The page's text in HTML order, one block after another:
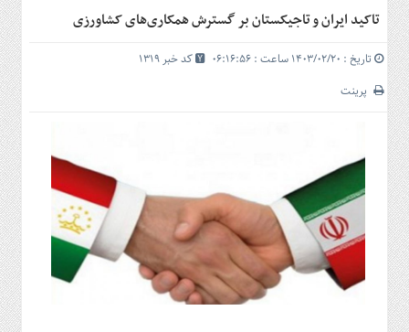
سرویس
ها
بازار
سرمایه
و
بورس
و
شهری
گاز
و
پتروشیمی
و
تاکید ایران و تاجیکستان بر گسترش همکاری‌های کشاورزی
تاریخ : ۱۴۰۳/۰۲/۲۰ ساعت : ۰۶:۱۶:۵۶
کد خبر 1319
پرینت